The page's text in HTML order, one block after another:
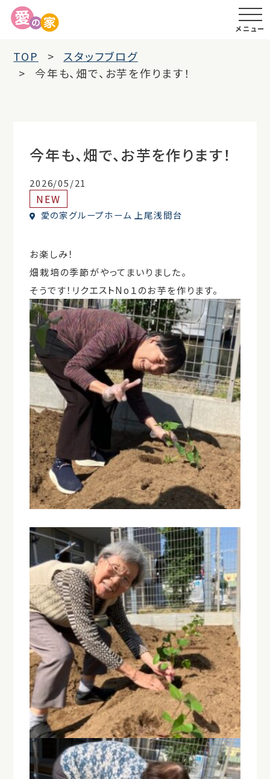
メニュー
TOP
スタッフブログ
今年も、畑で、お芋を作ります！
今年も、畑で、お芋を作ります！
2026/05/21
NEW
愛の家グループホーム 上尾浅間台
お楽しみ！
畑栽培の季節がやってまいりました。
そうです！リクエストNo１のお芋を作ります。